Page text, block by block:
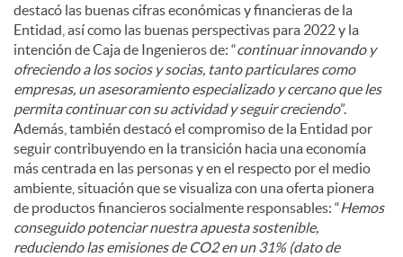
destacó las buenas cifras económicas y financieras de la
Entidad, así como las buenas perspectivas para 2022 y la
intención de Caja de Ingenieros de: “continuar innovando y
ofreciendo a los socios y socias, tanto particulares como
empresas, un asesoramiento especializado y cercano que les
permita continuar con su actividad y seguir creciendo”.
Además, también destacó el compromiso de la Entidad por
seguir contribuyendo en la transición hacia una economía
más centrada en las personas y en el respecto por el medio
ambiente, situación que se visualiza con una oferta pionera
de productos financieros socialmente responsables: “Hemos
conseguido potenciar nuestra apuesta sostenible,
reduciendo las emisiones de CO2 en un 31% (dato de